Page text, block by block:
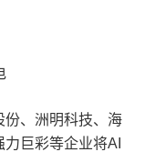
份、洲明科技、海
巨彩等企业将AI